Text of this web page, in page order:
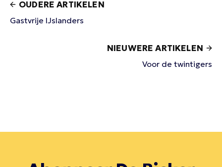
OUDERE ARTIKELEN
Gastvrije IJslanders
NIEUWERE ARTIKELEN
Voor de twintigers